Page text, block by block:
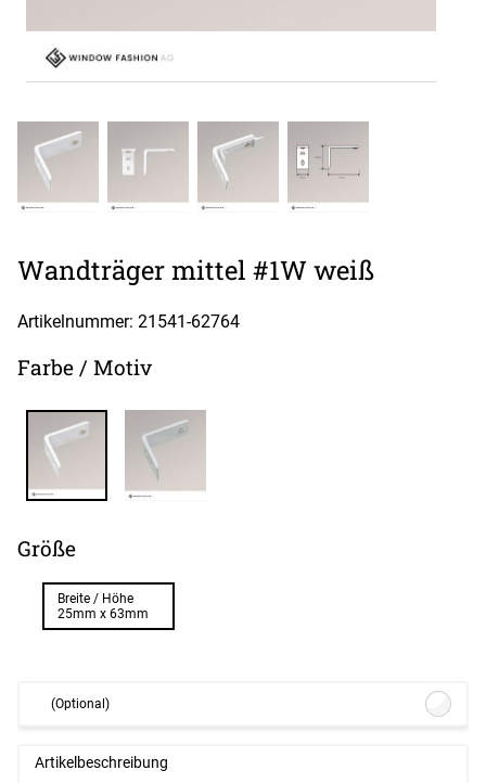
Wandträger mittel #1W weiß
Artikelnummer: 21541-62764
Farbe / Motiv
Größe
Breite / Höhe
25mm x 63mm
(Optional)
Deckenclip 4-spurig #1W weiß
+6,95 EUR)
Artikelbeschreibung